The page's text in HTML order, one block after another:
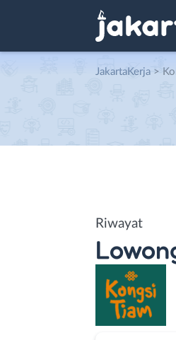
JakartaKerja >
Riwayat